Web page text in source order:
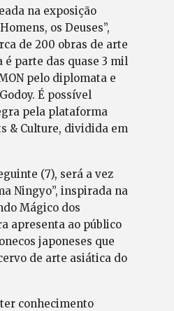
na exposição
os Deuses”,
de 200 obras de arte
é parte das quase 3 mil
pelo diplomata e
É possível
pela plataforma
& Culture, dividida em
(7), será a vez
Ningyo”, inspirada na
Mágico dos
apresenta ao público
japoneses que
de arte asiática do
conhecimento